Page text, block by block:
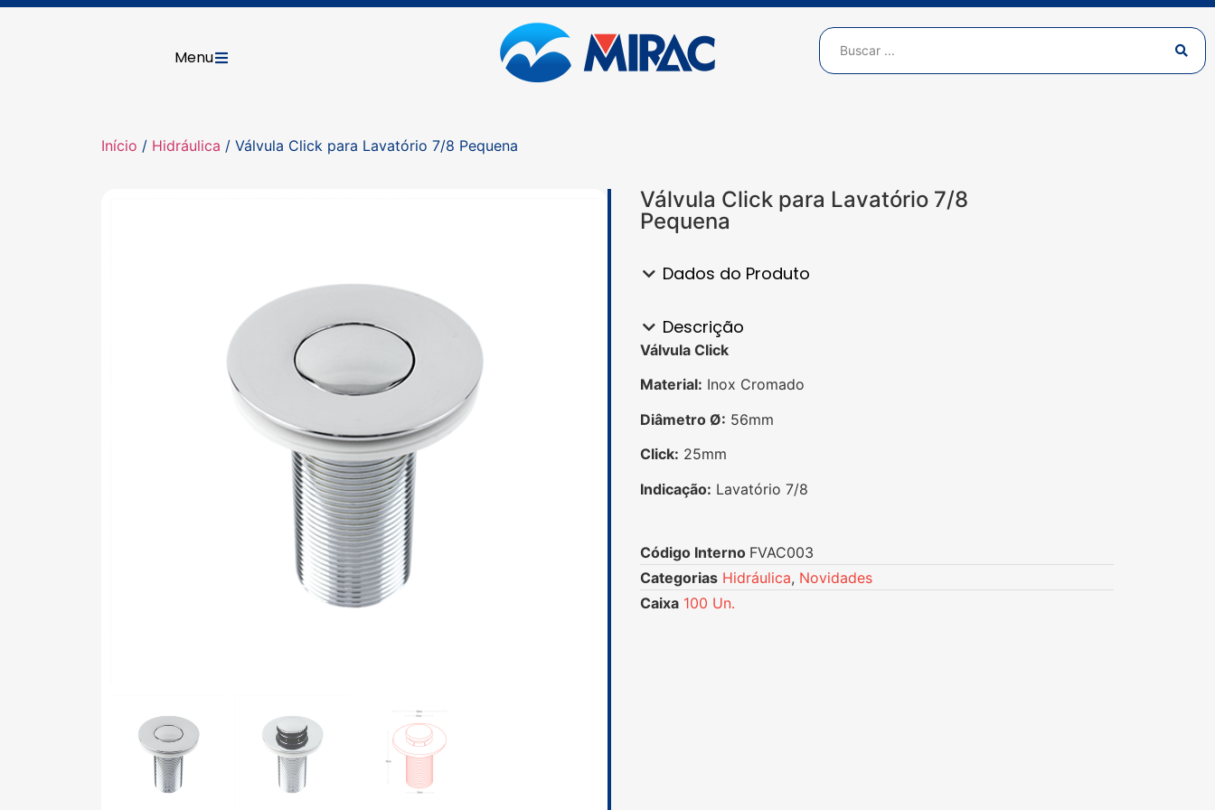
Menu
Início / Hidráulica / Válvula Click para Lavatório 7/8 Pequena
Válvula Click para Lavatório 7/8
Pequena
Dados do Produto
Descrição
Válvula Click
Material: Inox Cromado
Diâmetro Ø: 56mm
Click: 25mm
Indicação: Lavatório 7/8
Código Interno FVAC003
Categorias Hidráulica, Novidades
Caixa 100 Un.